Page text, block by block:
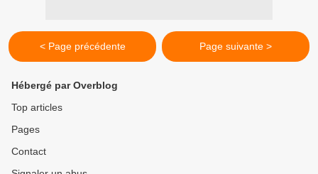
< Page précédente Page suivante >
Hébergé par Overblog
Top articles
Pages
Contact